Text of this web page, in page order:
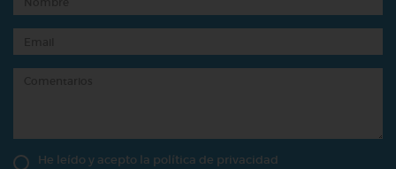
He leído y acepto la política de privacidad